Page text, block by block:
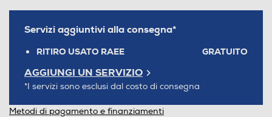
Servizi aggiuntivi alla consegna*
RITIRO USATO RAEE GRATUITO
AGGIUNGI UN SERVIZIO
*I servizi sono esclusi dal costo di consegna
Metodi di pagamento e finanziamenti